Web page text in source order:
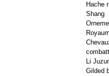
Hache
Shang
Li
Gilded